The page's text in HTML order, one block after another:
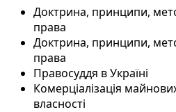
Доктрина, принципи,
права
Доктрина, принципи,
права
Правосуддя в Україні
Комерціалізація
власності